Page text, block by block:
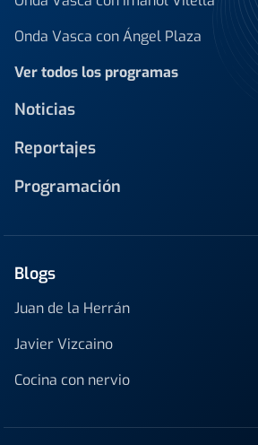
Onda Vasca con Ángel Plaza
Ver todos los programas
Noticias
Reportajes
Programación
Blogs
Juan de la Herrán
Javier Vizcaino
Cocina con nervio